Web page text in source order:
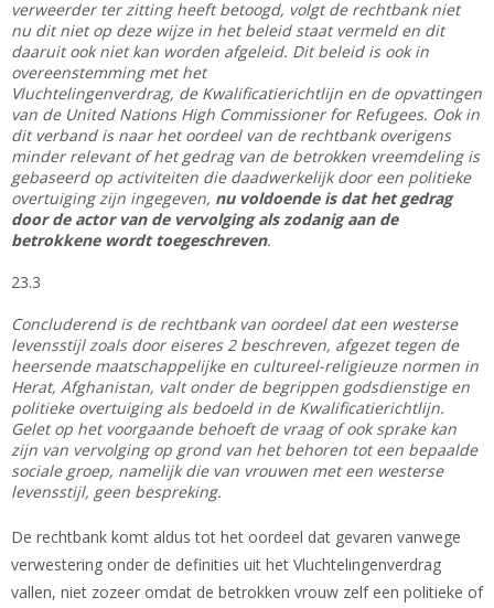
verweerder ter zitting heeft betoogd, volgt de rechtbank niet
nu dit niet op deze wijze in het beleid staat vermeld en dit
daaruit ook niet kan worden afgeleid. Dit beleid is ook in
overeenstemming met het
Vluchtelingenverdrag, de Kwalificatierichtlijn en de opvattingen
van de United Nations High Commissioner for Refugees. Ook in
dit verband is naar het oordeel van de rechtbank overigens
minder relevant of het gedrag van de betrokken vreemdeling is
gebaseerd op activiteiten die daadwerkelijk door een politieke
overtuiging zijn ingegeven, nu voldoende is dat het gedrag
door de actor van de vervolging als zodanig aan de
betrokkene wordt toegeschreven.
23.3
Concluderend is de rechtbank van oordeel dat een westerse
levensstijl zoals door eiseres 2 beschreven, afgezet tegen de
heersende maatschappelijke en cultureel-religieuze normen in
Herat, Afghanistan, valt onder de begrippen godsdienstige en
politieke overtuiging als bedoeld in de Kwalificatierichtlijn.
Gelet op het voorgaande behoeft de vraag of ook sprake kan
zijn van vervolging op grond van het behoren tot een bepaalde
sociale groep, namelijk die van vrouwen met een westerse
levensstijl, geen bespreking.
De rechtbank komt aldus tot het oordeel dat gevaren vanwege
verwestering onder de definities uit het Vluchtelingenverdrag
vallen, niet zozeer omdat de betrokken vrouw zelf een politieke of